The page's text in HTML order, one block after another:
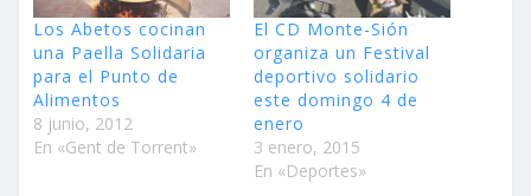
Los Abetos cocinan
una Paella Solidaria
para el Punto de
Alimentos
8 junio, 2012
En «Gent de Torrent»
El CD Monte-Sión
organiza un Festival
deportivo solidario
este domingo 4 de
enero
3 enero, 2015
En «Deportes»